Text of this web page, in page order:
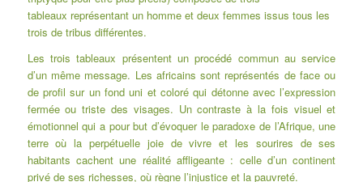
tableaux représentant un homme et deux femmes issus tous les
trois de tribus différentes.
Les trois tableaux présentent un procédé commun au service
d’un même message. Les africains sont représentés de face ou
de profil sur un fond uni et coloré qui détonne avec l’expression
fermée ou triste des visages. Un contraste à la fois visuel et
émotionnel qui a pour but d’évoquer le paradoxe de l’Afrique, une
terre où la perpétuelle joie de vivre et les sourires de ses
habitants cachent une réalité affligeante : celle d’un continent
privé de ses richesses, où règne l’injustice et la pauvreté.